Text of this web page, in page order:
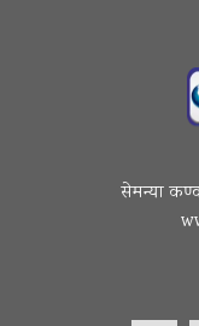
सेमन्या